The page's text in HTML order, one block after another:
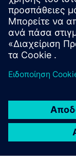
A high‑fidelity
delivering
exploration of